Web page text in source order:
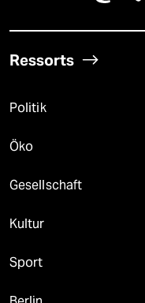
Ressorts
Politik
Öko
Gesellschaft
Kultur
Sport